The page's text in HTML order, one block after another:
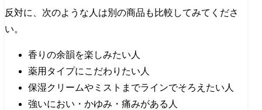
反対に、次のような人は別の商品も比較してみてくださ
い。
香りの余韻を楽しみたい人
薬用タイプにこだわりたい人
保湿クリームやミストまでラインでそろえたい人
強いにおい・かゆみ・痛みがある人